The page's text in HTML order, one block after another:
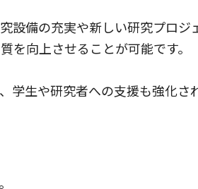
備の充実や新しい研究プロジ
を向上させることが可能です。
学生や研究者への支援も強化